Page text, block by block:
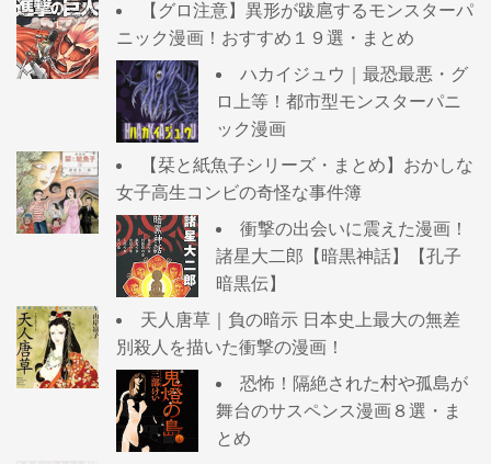
【グロ注意】異形が跋扈するモンスターパ
ニック漫画！おすすめ１９選・まとめ
ハカイジュウ｜最恐最悪・グ
ロ上等！都市型モンスターパニ
ック漫画
【栞と紙魚子シリーズ・まとめ】おかしな
女子高生コンビの奇怪な事件簿
衝撃の出会いに震えた漫画！
諸星大二郎【暗黒神話】【孔子
暗黒伝】
天人唐草｜負の暗示 日本史上最大の無差
別殺人を描いた衝撃の漫画！
恐怖！隔絶された村や孤島が
舞台のサスペンス漫画８選・ま
とめ